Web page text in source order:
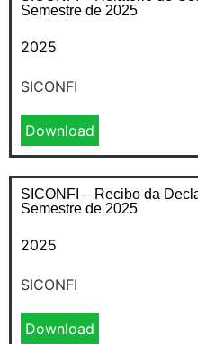
Semestre de 2025
2025
SICONFI
Download
SICONFI – Recibo da
Semestre de 2025
2025
SICONFI
Download